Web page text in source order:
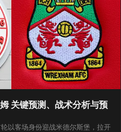
关键预测、战术分析与预
以客场身份迎战米德尔斯堡，拉开